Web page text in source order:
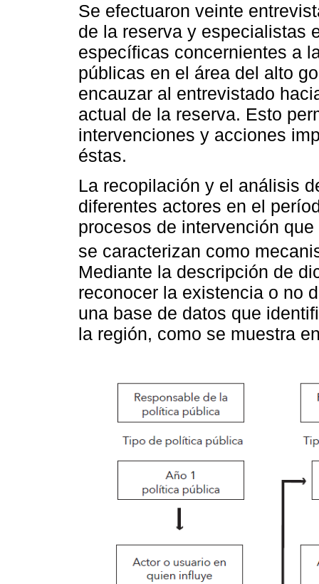
Se efectuaron veinte
de la reserva y especialistas
específicas concernientes a
públicas en el área del alto
encauzar al entrevistado
actual de la reserva. Esto
intervenciones y acciones
éstas.
La recopilación y el análisis
diferentes actores en el
procesos de intervención
se caracterizan como
Mediante la descripción de
reconocer la existencia o no
una base de datos que
la región, como se muestra